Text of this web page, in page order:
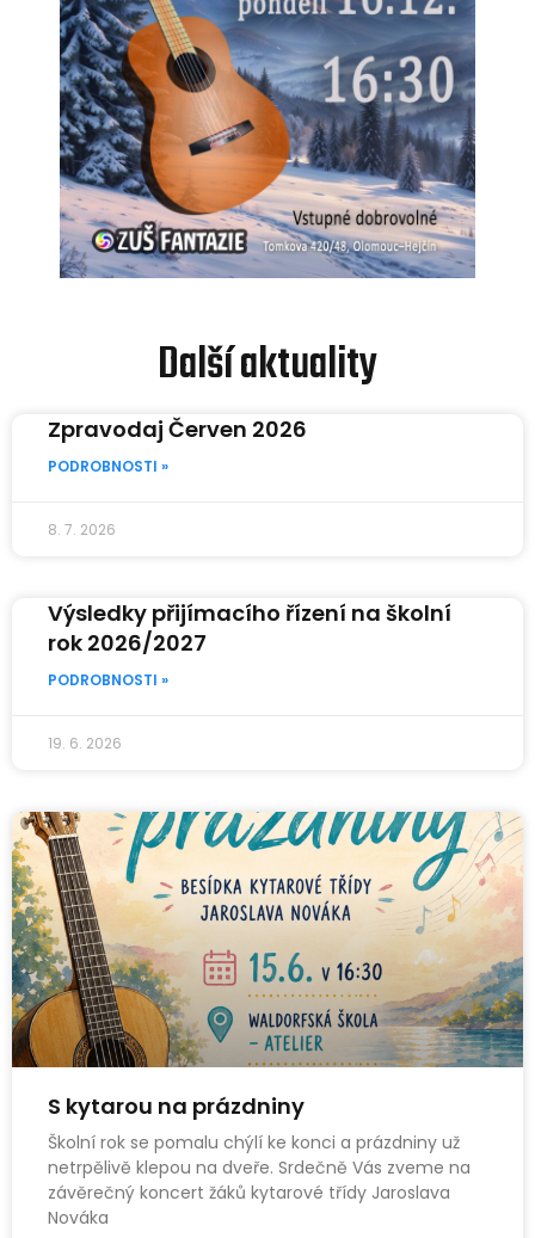
Další aktuality
Zpravodaj Červen 2026
PODROBNOSTI »
8. 7. 2026
Výsledky přijímacího řízení na školní
rok 2026/2027
PODROBNOSTI »
19. 6. 2026
S kytarou na prázdniny
Školní rok se pomalu chýlí ke konci a prázdniny už
netrpělivě klepou na dveře. Srdečně Vás zveme na
závěrečný koncert žáků kytarové třídy Jaroslava
Nováka